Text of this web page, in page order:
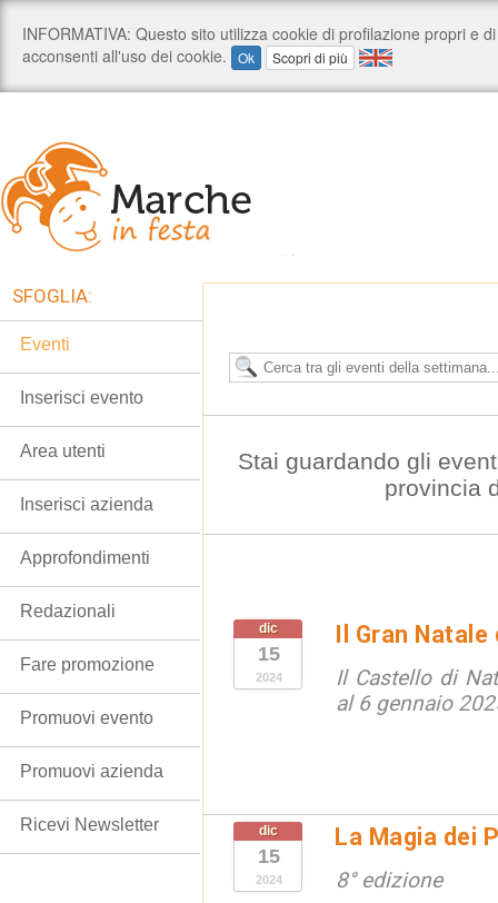
Stai guardando gli
provincia
dic
15
2024
Il Gran
Il Castello di
al 6 gennaio
dic
15
2024
La Magia dei
8° edizione
SFOGLIA:
Eventi
Inserisci evento
Area utenti
Inserisci azienda
Approfondimenti
Redazionali
Fare promozione
Promuovi evento
Promuovi azienda
Ricevi Newsletter